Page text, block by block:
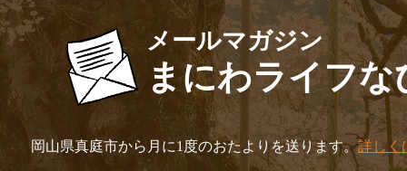
メールマガジン
まにわライフな
岡山県真庭市から月に1度のおたよりを送ります。詳しく